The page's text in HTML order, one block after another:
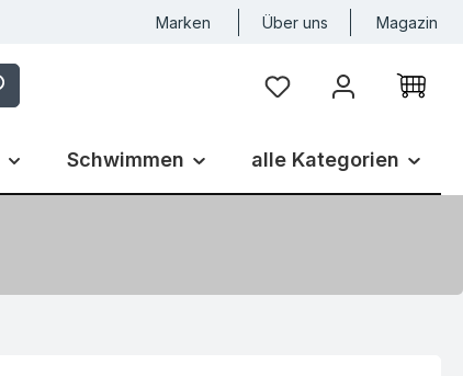
Marken Über uns Magazin
Du hast 0 Produkte
Schwimmen alle Kategorien